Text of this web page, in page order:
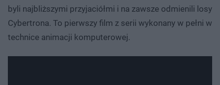
byli najbliższymi przyjaciółmi i na zawsze odmienili losy
Cybertrona. To pierwszy film z serii wykonany w pełni w
technice animacji komputerowej.